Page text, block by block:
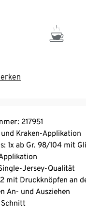
217951
Kraken-Applikation
1x ab Gr. 98/104 mit
Jersey-Qualität
mit Druckknöpfen an
An- und Ausziehen
Schnitt